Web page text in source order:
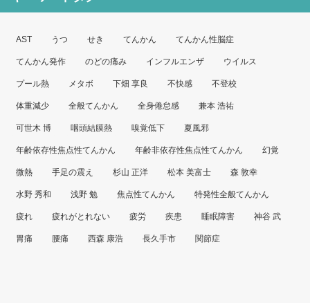
AST うつ せき てんかん てんかん性脳症
てんかん発作 のどの痛み インフルエンザ ウイルス
プール熱 メタボ 下畑 享良 不快感 不登校
体重減少 全般てんかん 全身倦怠感 兼本 浩祐
可世木 博 咽頭結膜熱 嗅覚低下 夏風邪
年齢依存性焦点性てんかん 年齢非依存性焦点性てんかん 幻覚
微熱 手足の震え 杉山 正洋 松本 美富士 森 敦幸
水野 秀和 浅野 勉 焦点性てんかん 特発性全般てんかん
疲れ 疲れがとれない 疲労 疾患 睡眠障害 神谷 武
胃痛 腰痛 西森 康浩 長久手市 関節症